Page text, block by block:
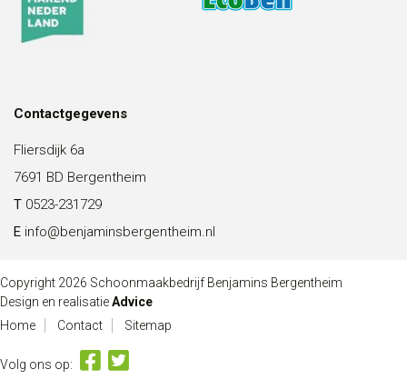
Contactgegevens
Fliersdijk 6a
7691 BD Bergentheim
T 0523-231729
E info@benjaminsbergentheim.nl
Copyright 2026 Schoonmaakbedrijf Benjamins Bergentheim
Design en realisatieAdvice
Home
Contact Sitemap
Volg ons op: